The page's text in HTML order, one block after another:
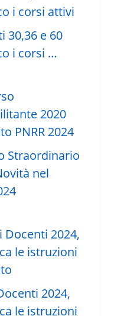
30,36 e 60
i corsi …
Straordinario
nel
2024,
le istruzioni